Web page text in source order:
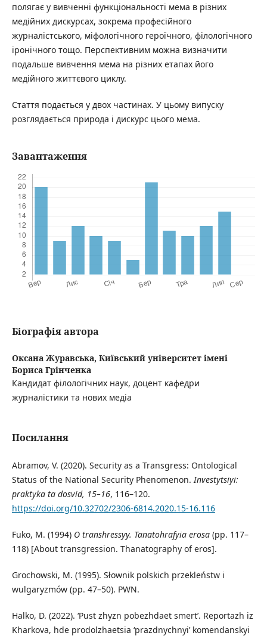
полягає у вивченні функціональності мема в різних
медійних дискурсах, зокрема професійного
журналістського, міфологічного героїчного, філологічного
іронічного тощо. Перспективним можна визначити
подальше вивчення мема на різних етапах його
медійного життєвого циклу.
Стаття подається у двох частинах. У цьому випуску
розглядається природа і дискурс цього мема.
Завантаження
Біографія автора
Оксана Журавська, Київський університет імені
Бориса Грінченка
Кандидат філологічних наук, доцент кафедри
журналістики та нових медіа
Посилання
Abramov, V. (2020). Security as a Transgress: Ontological
Status of the National Security Phenomenon.Investytsiyi:
praktyka ta dosvid, 15–16, 116–120.
https://doi.org/10.32702/2306-6814.2020.15-16.116
Fuko, M. (1994) O transhressyy. Tanatohrafyia erosa(pp. 117–
118) [About transgression. Thanatography of eros].
Grochowski, M. (1995). Słownik polskich przekleństw i
wulgaryzmów (pp. 47–50). PWN.
Halko, D. (2022). ‘Pust zhyzn pobezhdaet smert’. Reportazh iz
Kharkova, hde prodolzhaetsia ‘prazdnychnyi’ komendanskyi